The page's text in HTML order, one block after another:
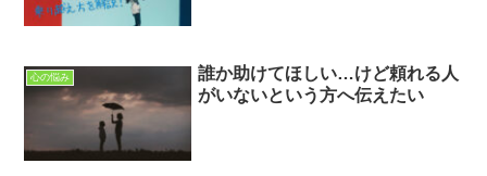
心の悩み
誰か助けてほしい…けど頼れる人
がいないという方へ伝えたい